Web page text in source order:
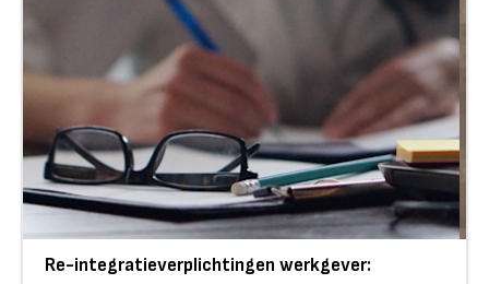
Re-integratieverplichtingen werkgever: